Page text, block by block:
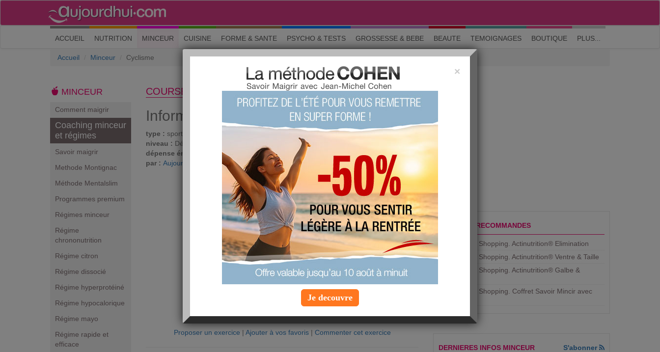
M'inscrire| Me connecter| ? Visite guidée
ACCUEIL (current)
NUTRITION MINCEUR CUISINE FORME & SANTE PSYCHO & TESTS GROSSESSE & BEBE BEAUTE TEMOIGNAGES BOUTIQUE PLUS...
Accueil Minceur Cyclisme
MINCEUR
Comment maigrir
Coaching minceur
et régimes
Savoir maigrir
Methode Montignac
Méthode Mentalslim
Programmes premium
Régimes minceur
Régime
chrononutrition
Régime citron
Régime dissocié
Régime hyperprotéiné
Régime hypocalorique
Régime mayo
Régime rapide et
efficace
COURSE À PIED
Informations générales
type : sport et loisirs
niveau : Débutant
dépense énergétique : 379
proposée
par : Aujourdhui.com
favorite :126 fois
commentée :
votre avis sur ce produit ?
4
Proposer un exercice | Ajouter à vos favoris| Commenter cet exercice
PRODUITS RECOMMANDES
Aujourdhui Shopping. Actinutrition® Elimination
Aujourdhui Shopping. Actinutrition® Ventre & Taille
Aujourdhui Shopping. Actinutrition® Galbe &
Aujourdhui Shopping. ​Coffret Savoir Mincir avec
DERNIERES INFOS MINCEUR S'abonner
×
Je decouvre